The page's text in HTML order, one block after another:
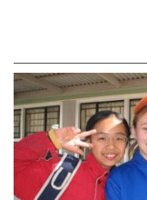
台南